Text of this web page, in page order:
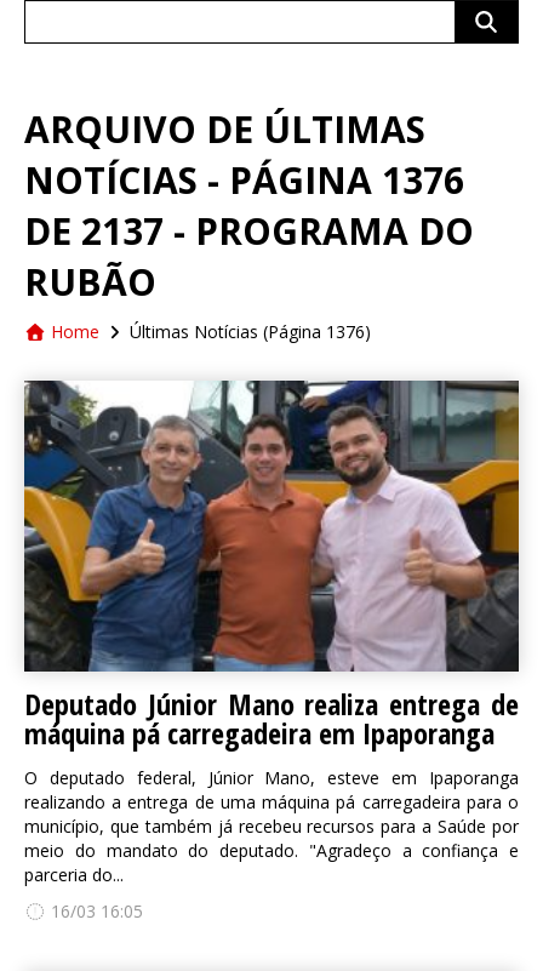
ARQUIVO DE ÚLTIMAS
NOTÍCIAS - PÁGINA 1376
DE 2137 - PROGRAMA DO
RUBÃO
Home Últimas Notícias (Página 1376)
Deputado Júnior Mano realiza entrega de
máquina pá carregadeira em Ipaporanga
O deputado federal, Júnior Mano, esteve em Ipaporanga
realizando a entrega de uma máquina pá carregadeira para o
município, que também já recebeu recursos para a Saúde por
meio do mandato do deputado. "Agradeço a confiança e
parceria do...
16/03 16:05